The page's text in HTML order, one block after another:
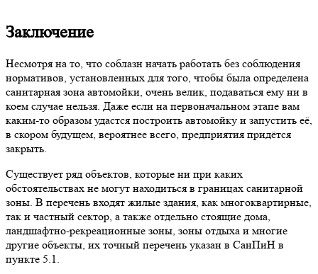
Заключение
Несмотря на то, что соблазн начать работать без соблюдения
нормативов, установленных для того, чтобы была определена
санитарная зона автомойки, очень велик, подаваться ему ни в
коем случае нельзя. Даже если на первоначальном этапе вам
каким-то образом удастся построить автомойку и запустить её,
в скором будущем, вероятнее всего, предприятия придётся
закрыть.
Существует ряд объектов, которые ни при каких
обстоятельствах не могут находиться в границах санитарной
зоны. В перечень входят жилые здания, как многоквартирные,
так и частный сектор, а также отдельно стоящие дома,
ландшафтно-рекреационные зоны, зоны отдыха и многие
другие объекты, их точный перечень указан в СанПиН в
пункте 5.1.